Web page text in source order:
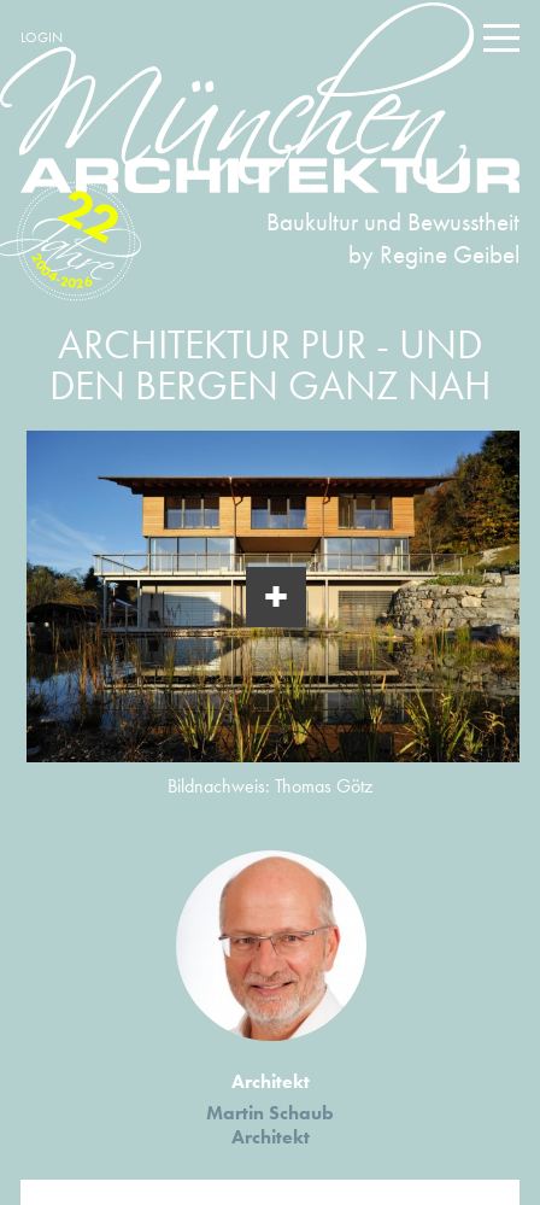
LOGIN
Baukultur und Bewusstheit
by Regine Geibel
2004-2026
22
ARCHITEKTUR PUR - UND
DEN BERGEN GANZ NAH
Bildnachweis: Thomas Götz
Architekt
Martin Schaub
Architekt